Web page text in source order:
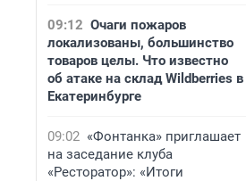
09:12 Очаги пожаров
локализованы, большинство
товаров целы. Что известно
об атаке на склад Wildberries в
Екатеринбурге
09:02 «Фонтанка» приглашает
на заседание клуба
«Ресторатор»: «Итоги